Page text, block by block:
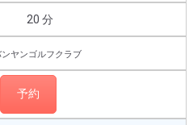
20 分
ンヤンゴルフクラブ
予約